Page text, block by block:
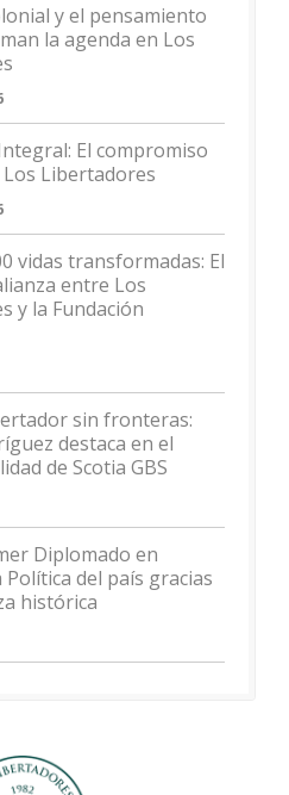
y el pensamiento
la agenda en Los
El compromiso
Libertadores
vidas transformadas: El
entre Los
y la Fundación
sin fronteras:
destaca en el
de Scotia GBS
Diplomado en
del país gracias
histórica